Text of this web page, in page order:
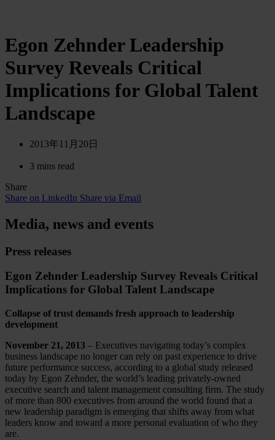
Egon Zehnder Leadership
Survey Reveals Critical
Implications for Global Talent
Landscape
2013年11月20日
3 mins read
Share
Share on LinkedIn Share via Email
Media, news and events
Press releases
Egon Zehnder Leadership Survey Reveals Critical
Implications for Global Talent Landscape
Collapse of trust demands fresh approach to leadership
development
November 21, 2013 – Executives navigating today’s complex
business landscape no longer can rely on past experience to drive
future performance success, according to a global study released
today by Egon Zehnder, the world’s leading privately-owned
executive search and talent management consulting firm. The study
of more than 800 executives from around the world found that a
new leadership paradigm is emerging that shifts away from what
leaders know and toward a more personal evaluation of who they
are.